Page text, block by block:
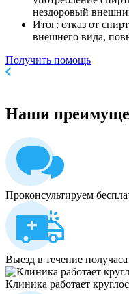
нездоровый
Итог: отказ от
внешнего вида,
Получить помощь
Наши
Проконсультируем
Выезд в течение получаса
Клиника работает